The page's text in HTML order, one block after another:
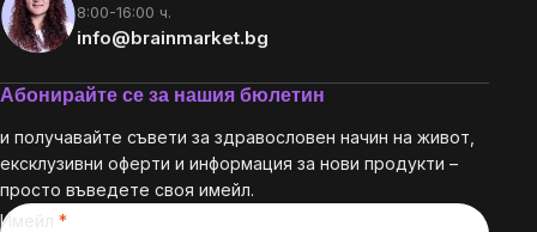
8:00-16:00 ч.
info@brainmarket.bg
Абонирайте се за нашия бюлетин
и получавайте съвети за здравословен начин на живот,
ексклузивни оферти и информация за нови продукти –
просто въведете своя имейл.
Имейл